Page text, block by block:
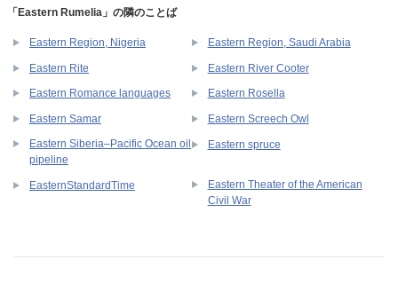
「Eastern Rumelia」の隣のことば
Eastern Region, Nigeria Eastern Region, Saudi Arabia
Eastern Rite Eastern River Cooter
Eastern Romance languages Eastern Rosella
Eastern Samar
Eastern Screech Owl
Eastern Siberia–Pacific Ocean oil
pipeline
Eastern spruce
EasternStandardTime
Eastern Theater of the American
Civil War